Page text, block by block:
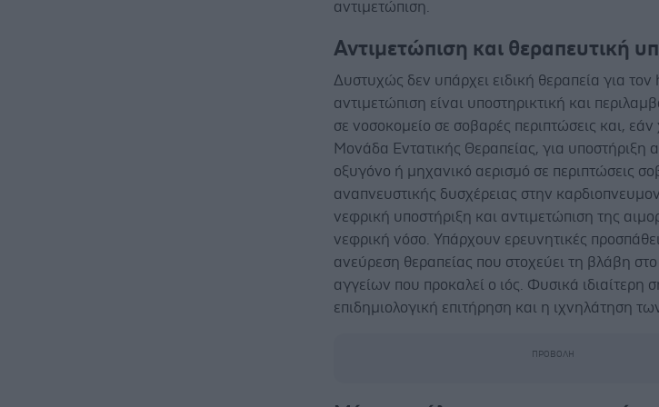
αντιμετώπιση.
Αντιμετώπιση και θεραπευτική
Δυστυχώς δεν υπάρχει ειδική θεραπεία για
αντιμετώπιση είναι υποστηρικτική και
σε νοσοκομείο σε σοβαρές περιπτώσεις και, εάν
Μονάδα Εντατικής Θεραπείας, για υποστήριξη
οξυγόνο ή μηχανικό αερισμό σε περιπτώσεις
αναπνευστικής δυσχέρειας στην
νεφρική υποστήριξη και αντιμετώπιση της
νεφρική νόσο. Υπάρχουν ερευνητικές
ανεύρεση θεραπείας που στοχεύει τη βλάβη
αγγείων που προκαλεί ο ιός. Φυσικά ιδιαίτερη
επιδημιολογική επιτήρηση και η ιχνηλάτηση